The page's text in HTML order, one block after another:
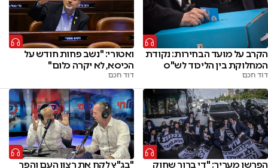
הקרב על מועד הבחירות: נקודת
המחלוקת בין הליכוד לש"ס
דוד חכם
ואטורי: "נשב פחות חודש על
הכיסא, לא יקרה כלום"
דוד חכם
הפרשן מעריך: "די ברור שחוק
"בג"ץ לקח את רצון העם והפך